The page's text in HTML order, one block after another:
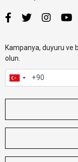
Kampanya, duyuru ve
olun.